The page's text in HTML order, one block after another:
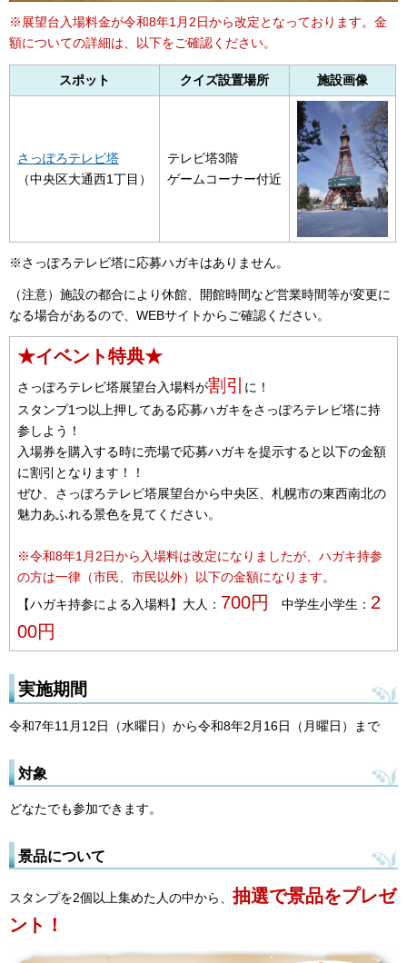
※展望台入場料金が令和8年1月2日から改定となっております。金
額についての詳細は、以下をご確認ください。
スポット クイズ設置場所 施設画像
さっぽろテレビ塔
（中央区大通西1丁目）
テレビ塔3階
ゲームコーナー付近
※さっぽろテレビ塔に応募ハガキはありません。
（注意）施設の都合により休館、開館時間など営業時間等が変更に
なる場合があるので、WEBサイトからご確認ください。
★イベント特典★
さっぽろテレビ塔展望台入場料が割引
に！
スタンプ1つ以上押してある応募ハガキをさっぽろテレビ塔に持
参しよう！
入場券を購入する時に売場で応募ハガキを提示すると以下の金額
に割引となります！！
ぜひ、さっぽろテレビ塔展望台から中央区、札幌市の東西南北の
魅力あふれる景色を見てください。
※令和8年1月2日から入場料は改定になりましたが、ハガキ持参
の方は一律（市民、市民以外）以下の金額になります。
【ハガキ持参による入場料】大人： 700円 中学生小学生： 2
00円
実施期間
令和7年11月12日（水曜日）から令和8年2月16日（月曜日）まで
対象
どなたでも参加できます。
景品について
スタンプを2個以上集めた人の中から、 抽選で景品をプレゼ
ント！